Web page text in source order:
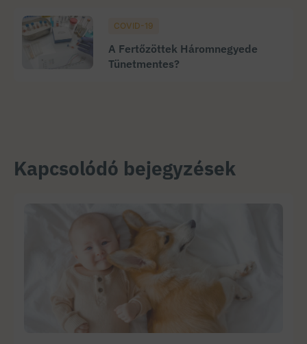
COVID-19
A Fertőzöttek Háromnegyede
Tünetmentes?
Kapcsolódó bejegyzések